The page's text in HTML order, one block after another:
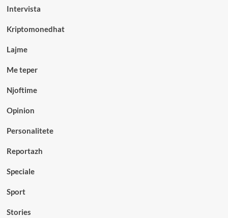
Intervista
Kriptomonedhat
Lajme
Me teper
Njoftime
Opinion
Personalitete
Reportazh
Speciale
Sport
Stories